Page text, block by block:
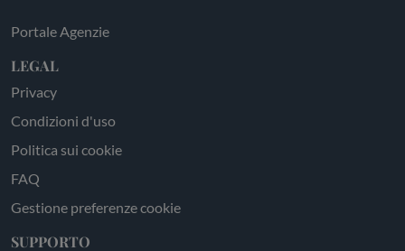
Portale Agenzie
LEGAL
Privacy
Condizioni d'uso
Politica sui cookie
FAQ
Gestione preferenze cookie
SUPPORTO